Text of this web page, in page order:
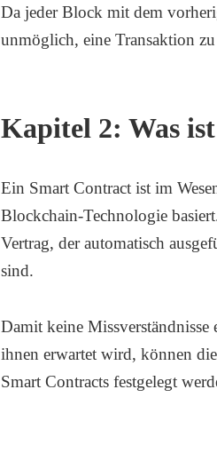
Da jeder Block mit dem
unmöglich, eine Transaktion
Kapitel 2: Was
Ein Smart Contract ist im
Blockchain-Technologie
Vertrag, der automatisch
sind.
Damit keine Missverständnisse
ihnen erwartet wird, können
Smart Contracts festgelegt